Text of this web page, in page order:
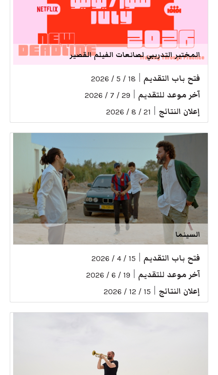
المختبر التدريبي لصانعات الفيلم القصير
فتح باب التقديم 18 / 5 / 2026
آخر موعد للتقديم 29 / 7 / 2026
إعلان النتائج 21 / 8 / 2026
السينما
فتح باب التقديم 15 / 4 / 2026
آخر موعد للتقديم 19 / 6 / 2026
إعلان النتائج 15 / 12 / 2026